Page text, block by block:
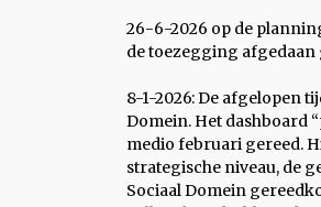
26-6-2026 op de
de toezegging afgedaan
8-1-2026: De afgelopen
Domein. Het dashboard
medio februari gereed.
strategische niveau, de
Sociaal Domein